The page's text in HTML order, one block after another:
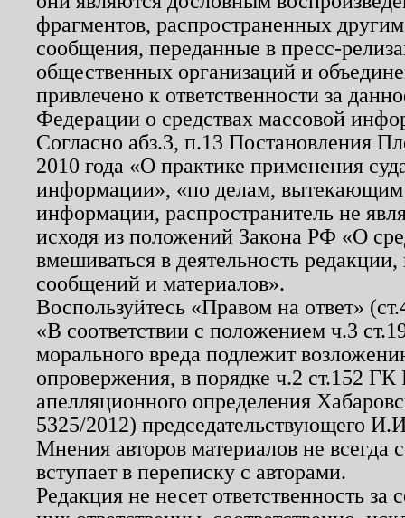
фрагментов, распространенных
сообщения, переданные в пресс-
общественных организаций и
привлечено к ответственности за
Федерации о средствах массовой
Согласно абз.3, п.13 Постановления
2010 года «О практике применения
информации», «по делам, вытекающим
информации, распространитель не
исходя из положений Закона РФ «О
вмешиваться в деятельность
сообщений и материалов».
Воспользуйтесь «Правом на ответ»
«В соответствии с положением ч.3
морального вреда подлежит
опровержения, в порядке ч.2 ст.152
апелляционного определения
5325/2012) председательствующего
Мнения авторов материалов не
вступает в переписку с авторами.
Редакция не несет ответственность